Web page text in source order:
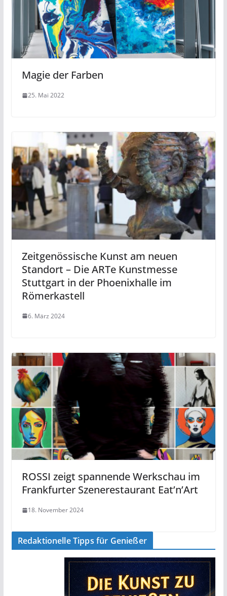
Magie der Farben
25. Mai 2022
Zeitgenössische Kunst am neuen
Standort – Die ARTe Kunstmesse
Stuttgart in der Phoenixhalle im
Römerkastell
6. März 2024
ROSSI zeigt spannende Werkschau im
Frankfurter Szenerestaurant Eat’n’Art
18. November 2024
Redaktionelle Tipps für Genießer